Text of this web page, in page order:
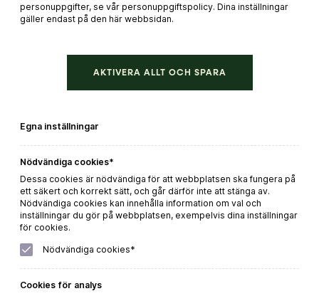
personuppgifter, se vår personuppgiftspolicy. Dina inställningar
gäller endast på den här webbsidan.
AKTIVERA ALLT OCH SPARA
Egna inställningar
Nödvändiga cookies*
Dessa cookies är nödvändiga för att webbplatsen ska fungera på
ett säkert och korrekt sätt, och går därför inte att stänga av.
Nödvändiga cookies kan innehålla information om val och
inställningar du gör på webbplatsen, exempelvis dina inställningar
för cookies.
Nödvändiga cookies*
Cookies för analys